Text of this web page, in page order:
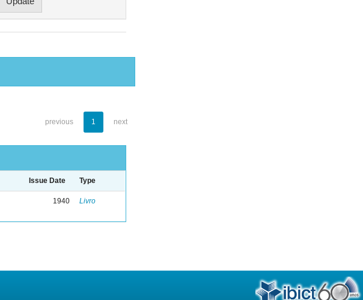
previous 1 next
Issue Date Type
1940 Livro